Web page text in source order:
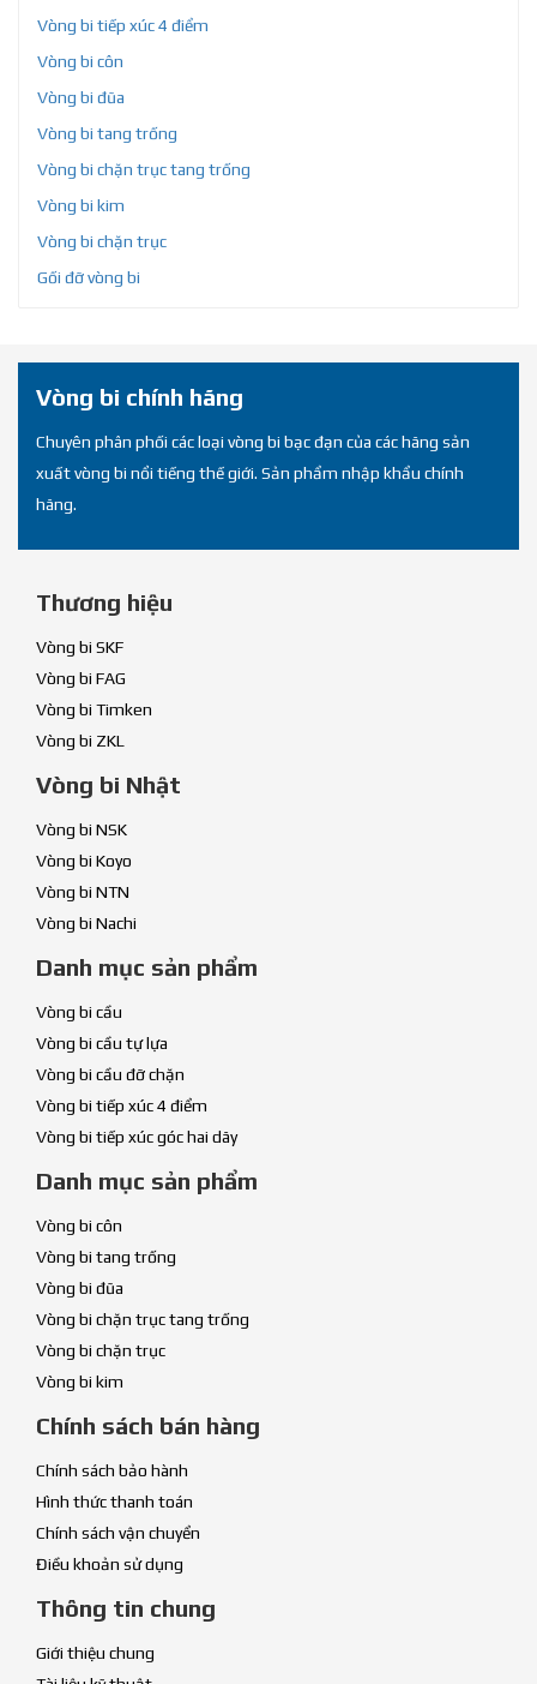
Vòng bi tiếp xúc 4 điểm
Vòng bi côn
Vòng bi đũa
Vòng bi tang trống
Vòng bi chặn trục tang trống
Vòng bi kim
Vòng bi chặn trục
Gối đỡ vòng bi
Vòng bi chính hãng
Chuyên phân phối các loại vòng bi bạc đạn của các hãng sản
xuất vòng bi nổi tiếng thế giới. Sản phẩm nhập khẩu chính
hãng.
Thương hiệu
Vòng bi SKF
Vòng bi FAG
Vòng bi Timken
Vòng bi ZKL
Vòng bi Nhật
Vòng bi NSK
Vòng bi Koyo
Vòng bi NTN
Vòng bi Nachi
Danh mục sản phẩm
Vòng bi cầu
Vòng bi cầu tự lựa
Vòng bi cầu đỡ chặn
Vòng bi tiếp xúc 4 điểm
Vòng bi tiếp xúc góc hai dãy
Danh mục sản phẩm
Vòng bi côn
Vòng bi tang trống
Vòng bi đũa
Vòng bi chặn trục tang trống
Vòng bi chặn trục
Vòng bi kim
Chính sách bán hàng
Chính sách bảo hành
Hình thức thanh toán
Chính sách vận chuyển
Điều khoản sử dụng
Thông tin chung
Giới thiệu chung